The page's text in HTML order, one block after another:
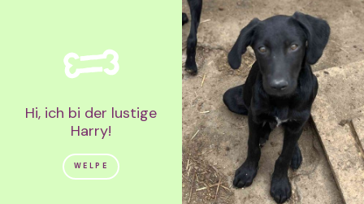
Hi, ich bi der lustige
Harry!
WELPE